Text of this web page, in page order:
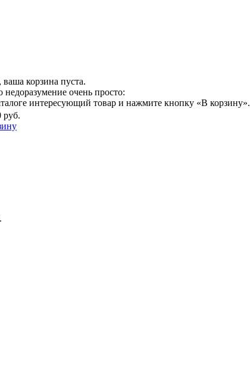
корзина пуста.
недоразумение очень просто:
интересующий товар и нажмите кнопку «В корзину».
руб.